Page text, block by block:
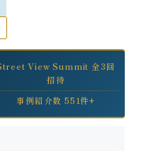
View Summit 全3回
招待
事例紹介数 551件+